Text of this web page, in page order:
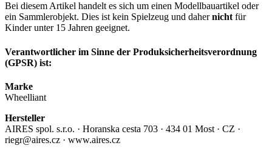
Bei diesem Artikel handelt es sich um einen Modellbauartikel oder
ein Sammlerobjekt. Dies ist kein Spielzeug und dahernicht für
Kinder unter 15 Jahren geeignet.
Verantwortlicher im Sinne der Produksicherheitsverordnung
(GPSR) ist:
Marke
Wheelliant
Hersteller
AIRES spol. s.r.o. · Horanska cesta 703 · 434 01 Most · CZ ·
riegr@aires.cz · www.aires.cz